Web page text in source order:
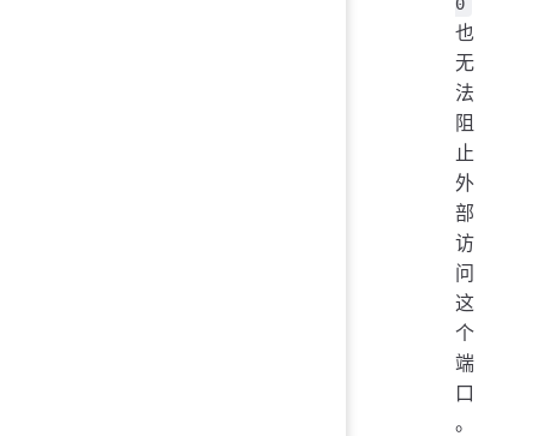
也
无
法
阻
止
外
部
访
问
这
个
端
口
。